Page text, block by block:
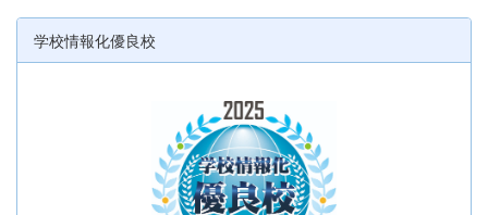
学校情報化優良校